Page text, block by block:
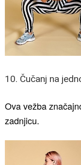
10. Čučanj na
Ova vežba
zadnjicu.